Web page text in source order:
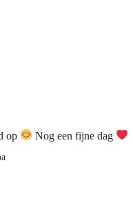
op Nog een fijne dag